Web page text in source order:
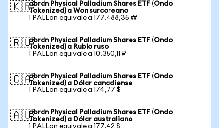
🇰🇷abrdn Physical Palladium Shares ETF (Ondo
Tokenized) a Won surcoreano
1 PALLon equivale a 177.488,35 ₩
🇷🇺abrdn Physical Palladium Shares ETF (Ondo
Tokenized) a Rublo ruso
1 PALLon equivale a 10.350,11 ₽
🇨🇦abrdn Physical Palladium Shares ETF (Ondo
Tokenized) a Dólar canadiense
1 PALLon equivale a 174,77 $
🇦🇺abrdn Physical Palladium Shares ETF (Ondo
Tokenized) a Dólar australiano
1 PALLon equivale a 177,42 $